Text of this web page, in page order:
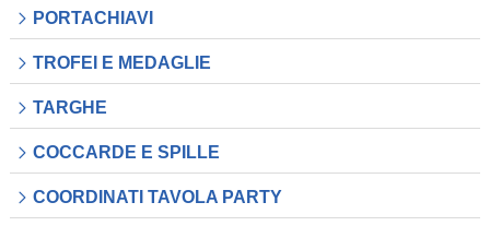
PORTACHIAVI
TROFEI E MEDAGLIE
TARGHE
COCCARDE E SPILLE
COORDINATI TAVOLA PARTY